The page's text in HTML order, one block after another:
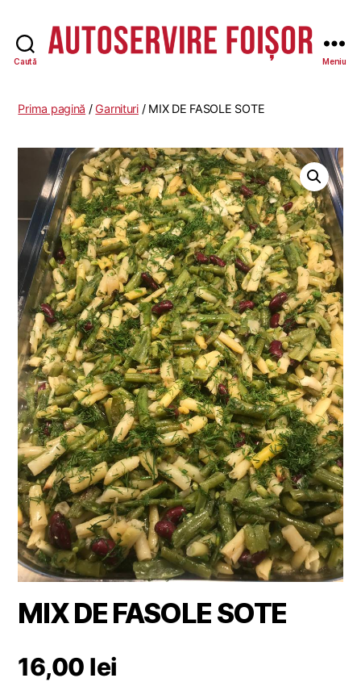
Caută
-
Meniu
Prima pagină /Garnituri/ MIX DE FASOLE SOTE
MIX DE FASOLE SOTE
16,00 lei